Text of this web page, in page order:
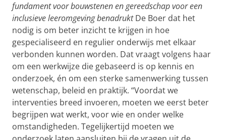
fundament voor bouwstenen en gereedschap voor een
inclusieve leeromgeving benadruktDe Boer dat het
nodig is om beter inzicht te krijgen in hoe
gespecialiseerd en regulier onderwijs met elkaar
verbonden kunnen worden. Dat vraagt volgens haar
om een werkwijze die gebaseerd is op kennis en
onderzoek, én om een sterke samenwerking tussen
wetenschap, beleid en praktijk. “Voordat we
interventies breed invoeren, moeten we eerst beter
begrijpen wat werkt, voor wie en onder welke
omstandigheden. Tegelijkertijd moeten we